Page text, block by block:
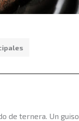
de ternera. Un guiso